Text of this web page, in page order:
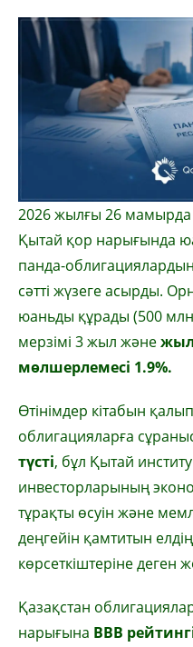
2026 жылғы 26 мамырда
Қытай қор нарығында
панда-
сәтті жүзеге асырды.
юаньды құрады (500
мерзімі 3 жыл және
мөлшерлемесі 1.9%.
Өтінімдер кітабын
облигацияларға
түсті, бұл Қытай
инвесторларының
тұрақты өсуін және
деңгейін қамтитын
көрсеткіштеріне деген
Қазақстан
нарығына BBB